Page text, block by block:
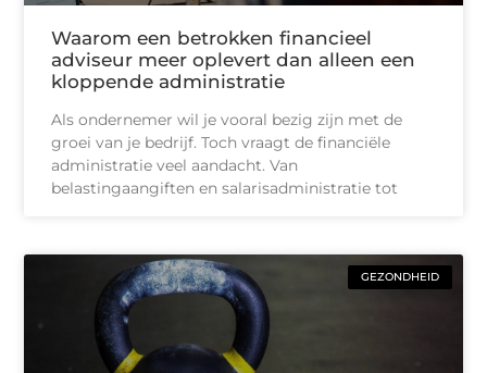
Waarom een betrokken financieel
adviseur meer oplevert dan alleen een
kloppende administratie
Als ondernemer wil je vooral bezig zijn met de
groei van je bedrijf. Toch vraagt de financiële
administratie veel aandacht. Van
belastingaangiften en salarisadministratie tot
GEZONDHEID